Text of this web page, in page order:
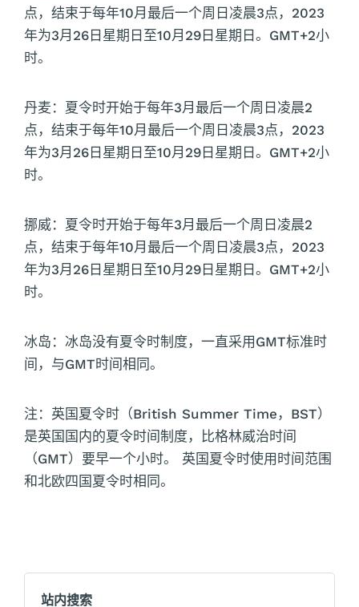
点，结束于每年10月最后一个周日凌晨3点，2023
年为3月26日星期日至10月29日星期日。GMT+2小
时。
丹麦：夏令时开始于每年3月最后一个周日凌晨2
点，结束于每年10月最后一个周日凌晨3点，2023
年为3月26日星期日至10月29日星期日。GMT+2小
时。
挪威：夏令时开始于每年3月最后一个周日凌晨2
点，结束于每年10月最后一个周日凌晨3点，2023
年为3月26日星期日至10月29日星期日。GMT+2小
时。
冰岛：冰岛没有夏令时制度，一直采用GMT标准时
间，与GMT时间相同。
注：英国夏令时（British Summer Time，BST）
是英国国内的夏令时间制度，比格林威治时间
（GMT）要早一个小时。 英国夏令时使用时间范围
和北欧四国夏令时相同。
站内搜索